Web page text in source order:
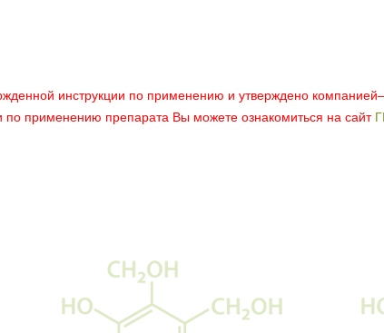
инструкции по применению и утверждено
применению препарата Вы можете ознакомиться на сайт